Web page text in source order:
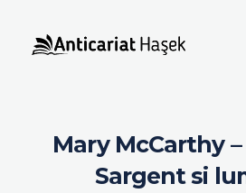
Mary McCarthy
Sargent si